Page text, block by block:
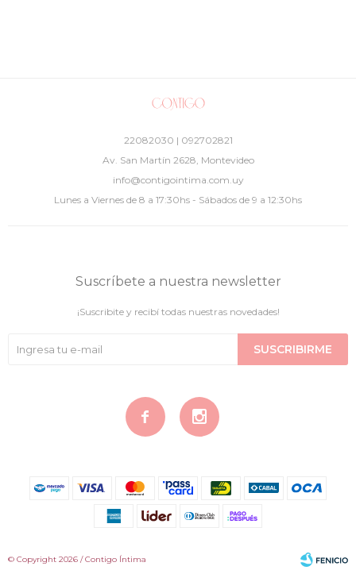
22082030 | 092702821
Av. San Martín 2628, Montevideo
info@contigointima.com.uy
Lunes a Viernes de 8 a 17:30hs - Sábados de 9 a 12:30hs
Suscríbete a nuestra newsletter
¡Suscribite y recibí todas nuestras novedades!
SUSCRIBIRME
 
© Copyright 2026 / Contigo Íntima